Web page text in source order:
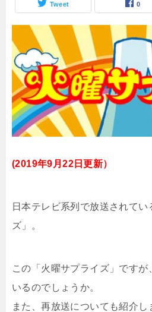
Tweet 0
(2019年9月22日更新）
日本テレビ系列で放送されてい
ズ 」。
この「火曜サプライズ」ですが
いるのでしょうか。
また、再放送についても紹介し